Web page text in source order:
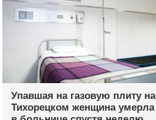
Упавшая на газовую плиту на
Тихорецком женщина умерла